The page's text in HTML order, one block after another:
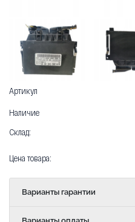
Артикул
Наличие
Склад:
Цена товара:
Варианты гарантии
Варианты оплаты